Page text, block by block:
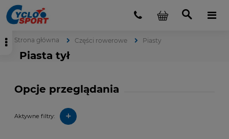
Strona główna Części rowerowe Piasty
Piasta tył
Opcje przeglądania
Aktywne filtry: +